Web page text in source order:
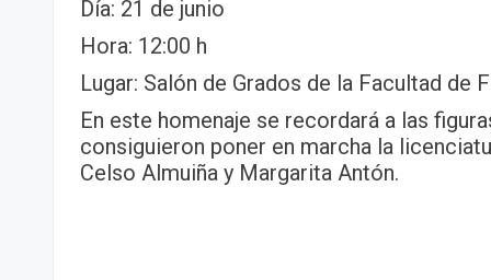
Día: 21 de junio
Hora: 12:00 h
Lugar: Salón de Grados de la Facultad de
En este homenaje se recordará a las
consiguieron poner en marcha la
Celso Almuiña y Margarita Antón.